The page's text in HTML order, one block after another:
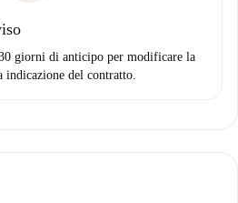
giorni di anticipo per modificare la
indicazione del contratto.